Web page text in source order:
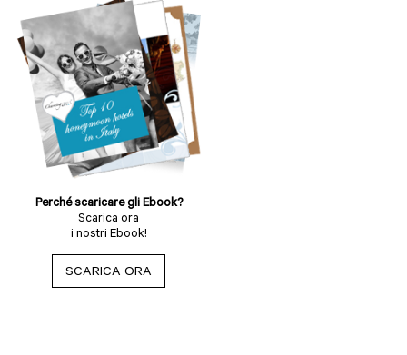
Perché scaricare gli Ebook?
Scarica ora
i nostri Ebook!
SCARICA ORA